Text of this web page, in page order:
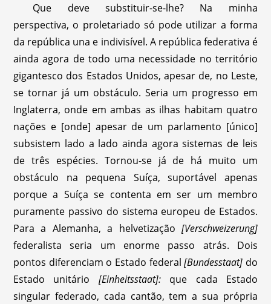
Que deve substituir-se-lhe? Na minha
perspectiva, o proletariado só pode utilizar a forma
da república una e indivisível. A república federativa é
ainda agora de todo uma necessidade no território
gigantesco dos Estados Unidos, apesar de, no Leste,
se tornar já um obstáculo. Seria um progresso em
Inglaterra, onde em ambas as ilhas habitam quatro
nações e [onde] apesar de um parlamento [único]
subsistem lado a lado ainda agora sistemas de leis
de três espécies. Tornou-se já de há muito um
obstáculo na pequena Suíça, suportável apenas
porque a Suíça se contenta em ser um membro
puramente passivo do sistema europeu de Estados.
Para a Alemanha, a helvetização [Verschweizerung]
federalista seria um enorme passo atrás. Dois
pontos diferenciam o Estado federal[Bundesstaat] do
Estado unitário [Einheitsstaat]: que cada Estado
singular federado, cada cantão, tem a sua própria